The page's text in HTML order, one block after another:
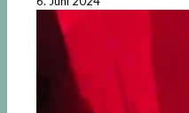
der
...